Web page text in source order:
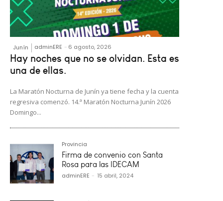
Junín adminERE - 6 agosto, 2026
Hay noches que no se olvidan. Esta es
una de ellas.
La Maratón Nocturna de Junín ya tiene fecha y la cuenta
regresiva comenzó. 14.ª Maratón Nocturna Junín 2026
Domingo...
Provincia
Firma de convenio con Santa
Rosa para las IDECAM
adminERE - 15 abril, 2024